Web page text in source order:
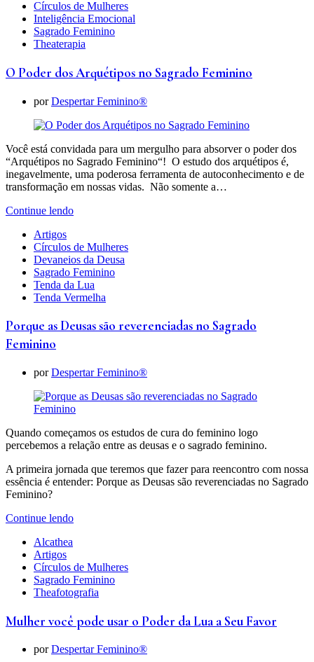
Círculos de Mulheres
Inteligência Emocional
Sagrado Feminino
Theaterapia
O Poder dos Arquétipos no Sagrado Feminino
porDespertar Feminino®
Você está convidada para um mergulho para absorver o poder dos
“Arquétipos no Sagrado Feminino“! O estudo dos arquétipos é,
inegavelmente, uma poderosa ferramenta de autoconhecimento e de
transformação em nossas vidas. Não somente a…
Continue lendo
Artigos
Círculos de Mulheres
Devaneios da Deusa
Sagrado Feminino
Tenda da Lua
Tenda Vermelha
Porque as Deusas são reverenciadas no Sagrado
Feminino
porDespertar Feminino®
Quando começamos os estudos de cura do feminino logo
percebemos a relação entre as deusas e o sagrado feminino.
A primeira jornada que teremos que fazer para reencontro com nossa
essência é entender: Porque as Deusas são reverenciadas no Sagrado
Feminino?
Continue lendo
Alcathea
Artigos
Círculos de Mulheres
Sagrado Feminino
Theafotografia
Mulher você pode usar o Poder da Lua a Seu Favor
porDespertar Feminino®